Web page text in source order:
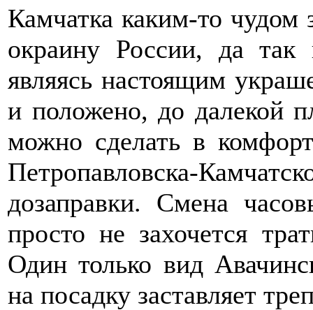
Камчатка каким-то чудом
окраину России, да
являясь настоящим
и положено, до далекой
можно сделать в
Петропавловска-
дозаправки. Смена
просто не захочется
Один только вид
на посадку заставляет